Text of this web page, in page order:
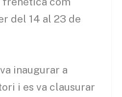
del 14 al 23 de
inaugurar a
i es va clausurar